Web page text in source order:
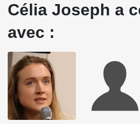
Célia Joseph a
avec :